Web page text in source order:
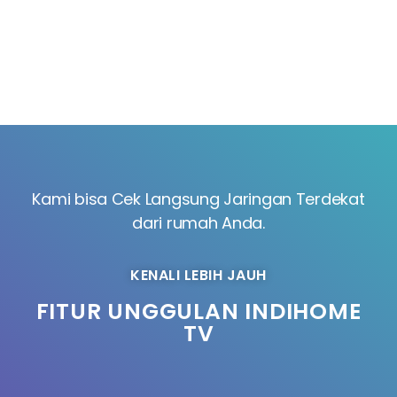
Kami bisa Cek Langsung Jaringan Terdekat
dari rumah Anda.
KENALI LEBIH JAUH
FITUR UNGGULAN INDIHOME
TV